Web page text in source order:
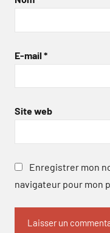
E-mail *
Site web
Enregistrer mon
navigateur pour mon